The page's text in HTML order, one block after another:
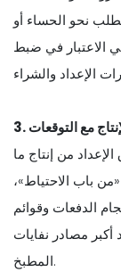
نحو الحساء أو
الاعتبار في ضبط
مع التوقعات
من إنتاج ما
باب الاحتياط»،
الدفعات وقوائم
أكبر مصادر نفايات
المطبخ.